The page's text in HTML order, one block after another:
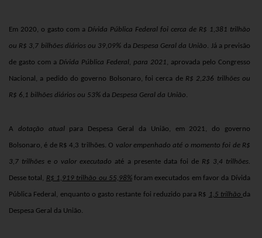
Em 2020, o gasto com a Dívida Pública Federal foi cerca de R$ 1,381 trilhão
ou R$ 3,7 bilhões diários ou 39,09% da Despesa Geral da União. Já a previsão
de gasto com a Dívida Pública Federal, para 2021, aprovada pelo Congresso
Nacional, a pedido do governo Bolsonaro, foi cerca de R$ 2,236 trilhões ou
R$ 6,1 bilhões diários ou 53% da Despesa Geral da União.
A dotação atualpara Despesa Geral da União, em 2021, do governo
Bolsonaro, é de R$ 4,3 trilhões. O valor empenhado até o momento foi de R$
3,7 trilhões eo valor executado até a presente data foi de R$ 3,4 trilhões.
Desse total, R$ 1,919 trilhão ou 55,98%foram executados em favor da Dívida
Pública Federal, enquanto o gasto restante foi reduzido para R$ 1,5 trilhão da
Despesa Geral da União.